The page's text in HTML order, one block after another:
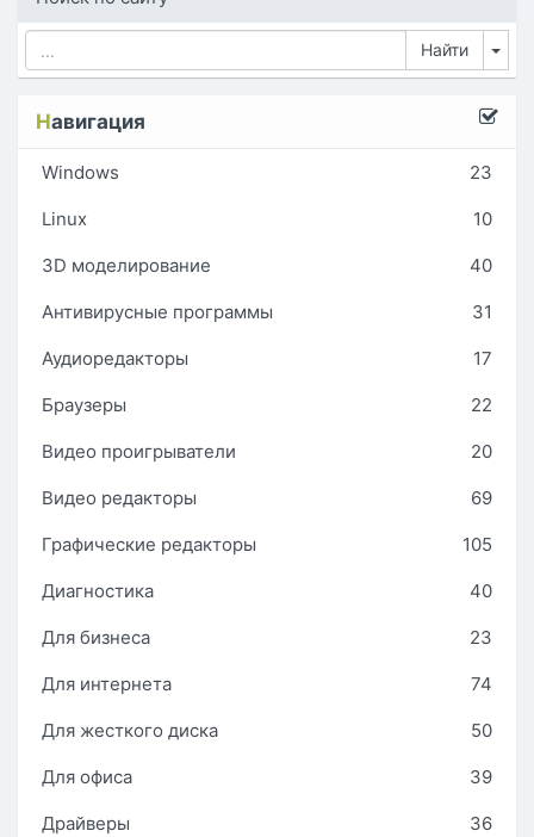
Навигация
Windows 23
Linux 10
3D моделирование 40
Антивирусные программы 31
Аудиоредакторы 17
Браузеры 22
Видео проигрыватели 20
Видео редакторы 69
Графические редакторы 105
Диагностика 40
Для бизнеса 23
Для интернета 74
Для жесткого диска 50
Для офиса 39
Драйверы 36